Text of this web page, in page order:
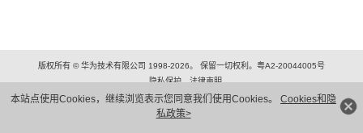
本站点使用Cookies，继续浏览表示您同意我们使用Cookies。 Cookies和隐
私政策>
版权所有 © 华为技术有限公司 1998-2026。 保留一切权利。粤A2-20044005号
隐私保护
法律声明